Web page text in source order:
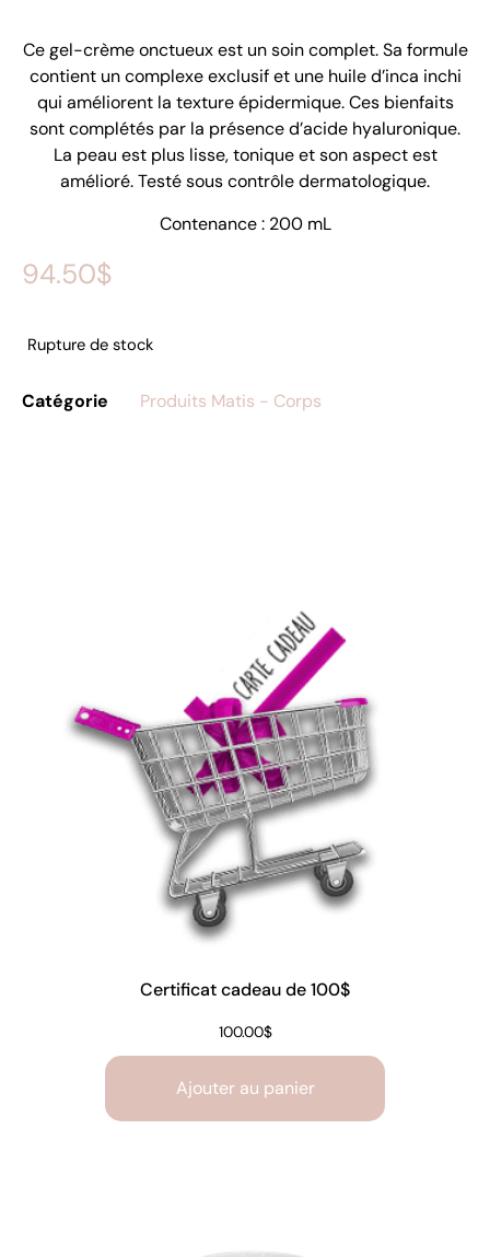
Ce gel-crème onctueux est un soin complet. Sa formule
contient un complexe exclusif et une huile d’inca inchi
qui améliorent la texture épidermique. Ces bienfaits
sont complétés par la présence d’acide hyaluronique.
La peau est plus lisse, tonique et son aspect est
amélioré. Testé sous contrôle dermatologique.
Contenance : 200 mL
94.50$
Rupture de stock
Catégorie Produits Matis - Corps
Certificat cadeau de 100$
100.00$
Ajouter au panier